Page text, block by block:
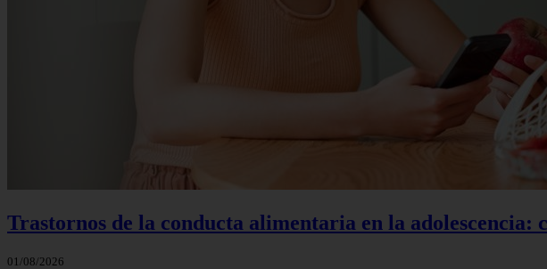
Trastornos de la conducta alimentaria en la adolescencia:
01/08/2026